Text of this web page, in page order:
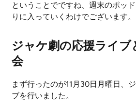
ということでですね、週末のポッ
りに入っていくわけでございます。
ジャケ劇の応援ライブ
会
まず行ったのが11月30日月曜日、
ブを行いました。